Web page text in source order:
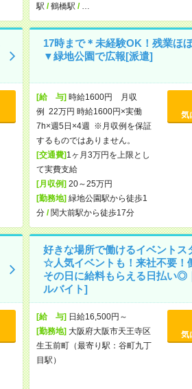
駅 /鶴橋駅 /
17時まで＊未経験OK！残業ほ
▼緑地公園で広報[派遣]
[給 与]時給1600円 月収
例 22万円 時給1600円×実働
7h×週5日×4週 ※月収例を保証
するものではありません。
[交通費]1ヶ月3万円を上限とし
て実費支給
[月収例]20～25万円
[勤務地]緑地公園駅から徒歩1
分/関大前駅から徒歩17分
気
好きな場所で働けるイベントス
☆人気イベントも！来社不要！
その日に給料もらえる日払い◎
ルバイト]
[給 与]日給16,500円～
[勤務地]大阪府大阪市天王寺区
生玉前町（最寄り駅：谷町九丁
目駅）
気